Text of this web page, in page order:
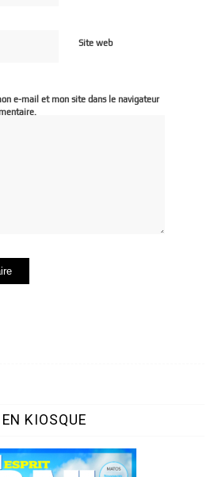
Site web
e-mail et mon site dans le navigateur
EN KIOSQUE